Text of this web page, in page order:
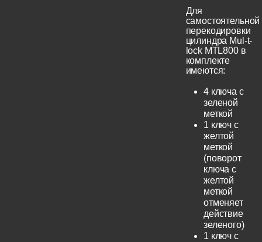
Для
самостоятельной
перекодировки
цилиндра Mul-t-
lock MTL800 в
комплекте
имеются:
4 ключа с
зеленой
меткой
1 ключ с
желтой
меткой
(поворот
ключа с
желтой
меткой
отменяет
действие
зеленого)
1 ключ с